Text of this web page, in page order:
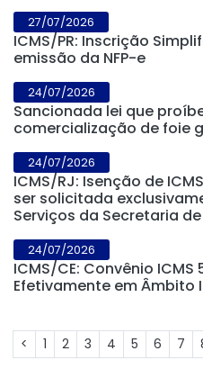
27/07/2026
ICMS/PR: Inscrição
emissão da NFP-e
24/07/2026
Sancionada lei que
comercialização de foie
24/07/2026
ICMS/RJ: Isenção de
ser solicitada
Serviços da Secretaria
24/07/2026
ICMS/CE: Convênio
Efetivamente em Âmbito
< 1 2 3 4 5 6 7